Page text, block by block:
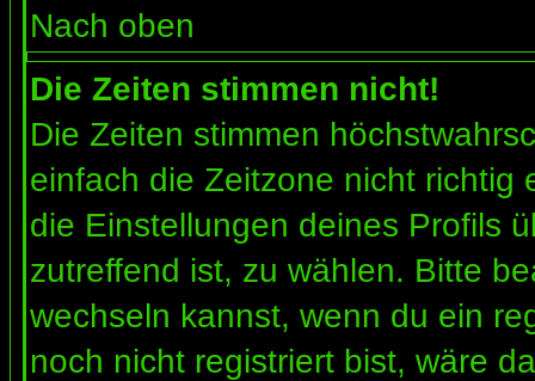
Nach oben
Die Zeiten stimmen nicht!
Die Zeiten stimmen
einfach die Zeitzone nicht richtig
die Einstellungen deines Profils
zutreffend ist, zu wählen. Bitte
wechseln kannst, wenn du ein
noch nicht registriert bist, wäre